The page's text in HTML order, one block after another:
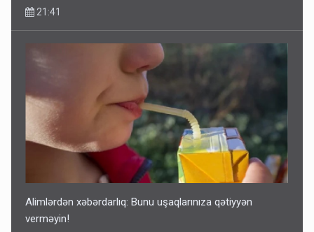
21:41
Alimlərdən xəbərdarlıq: Bunu uşaqlarınıza qətiyyən
verməyin!